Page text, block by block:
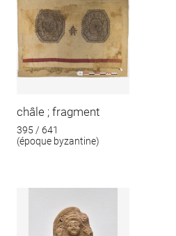
châle ; fragment
395 / 641
(époque byzantine)